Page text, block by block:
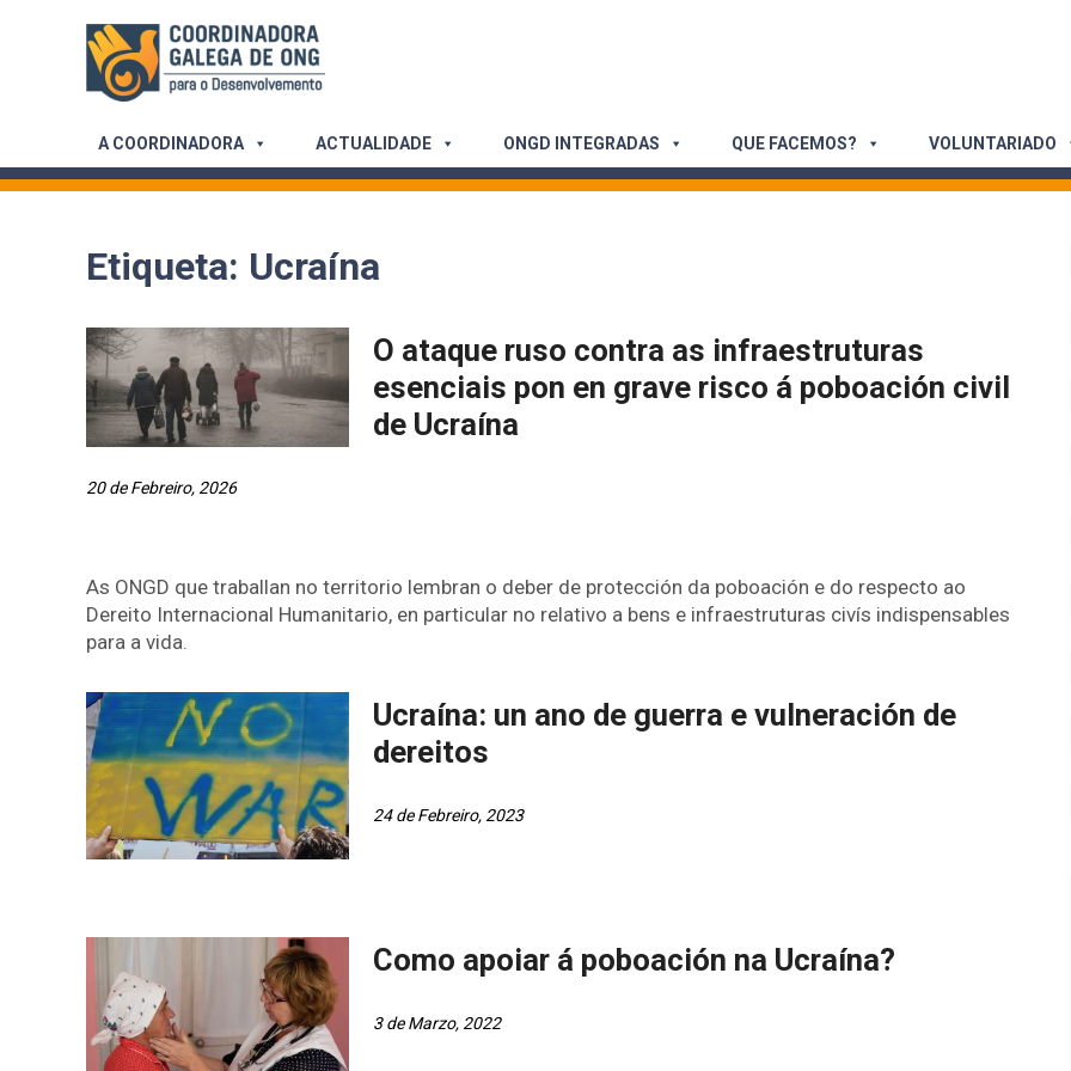
A COORDINADORA ACTUALIDADE ONGD INTEGRADAS QUE FACEMOS? VOLUNTARIADO
Etiqueta: Ucraína
O ataque ruso contra as infraestruturas
esenciais pon en grave risco á poboación civil
de Ucraína
20 de Febreiro, 2026
As ONGD que traballan no territorio lembran o deber de protección da poboación e do respecto ao
Dereito Internacional Humanitario, en particular no relativo a bens e infraestruturas civís indispensables
para a vida.
Ucraína: un ano de guerra e vulneración de
dereitos
24 de Febreiro, 2023
Como apoiar á poboación na Ucraína?
3 de Marzo, 2022